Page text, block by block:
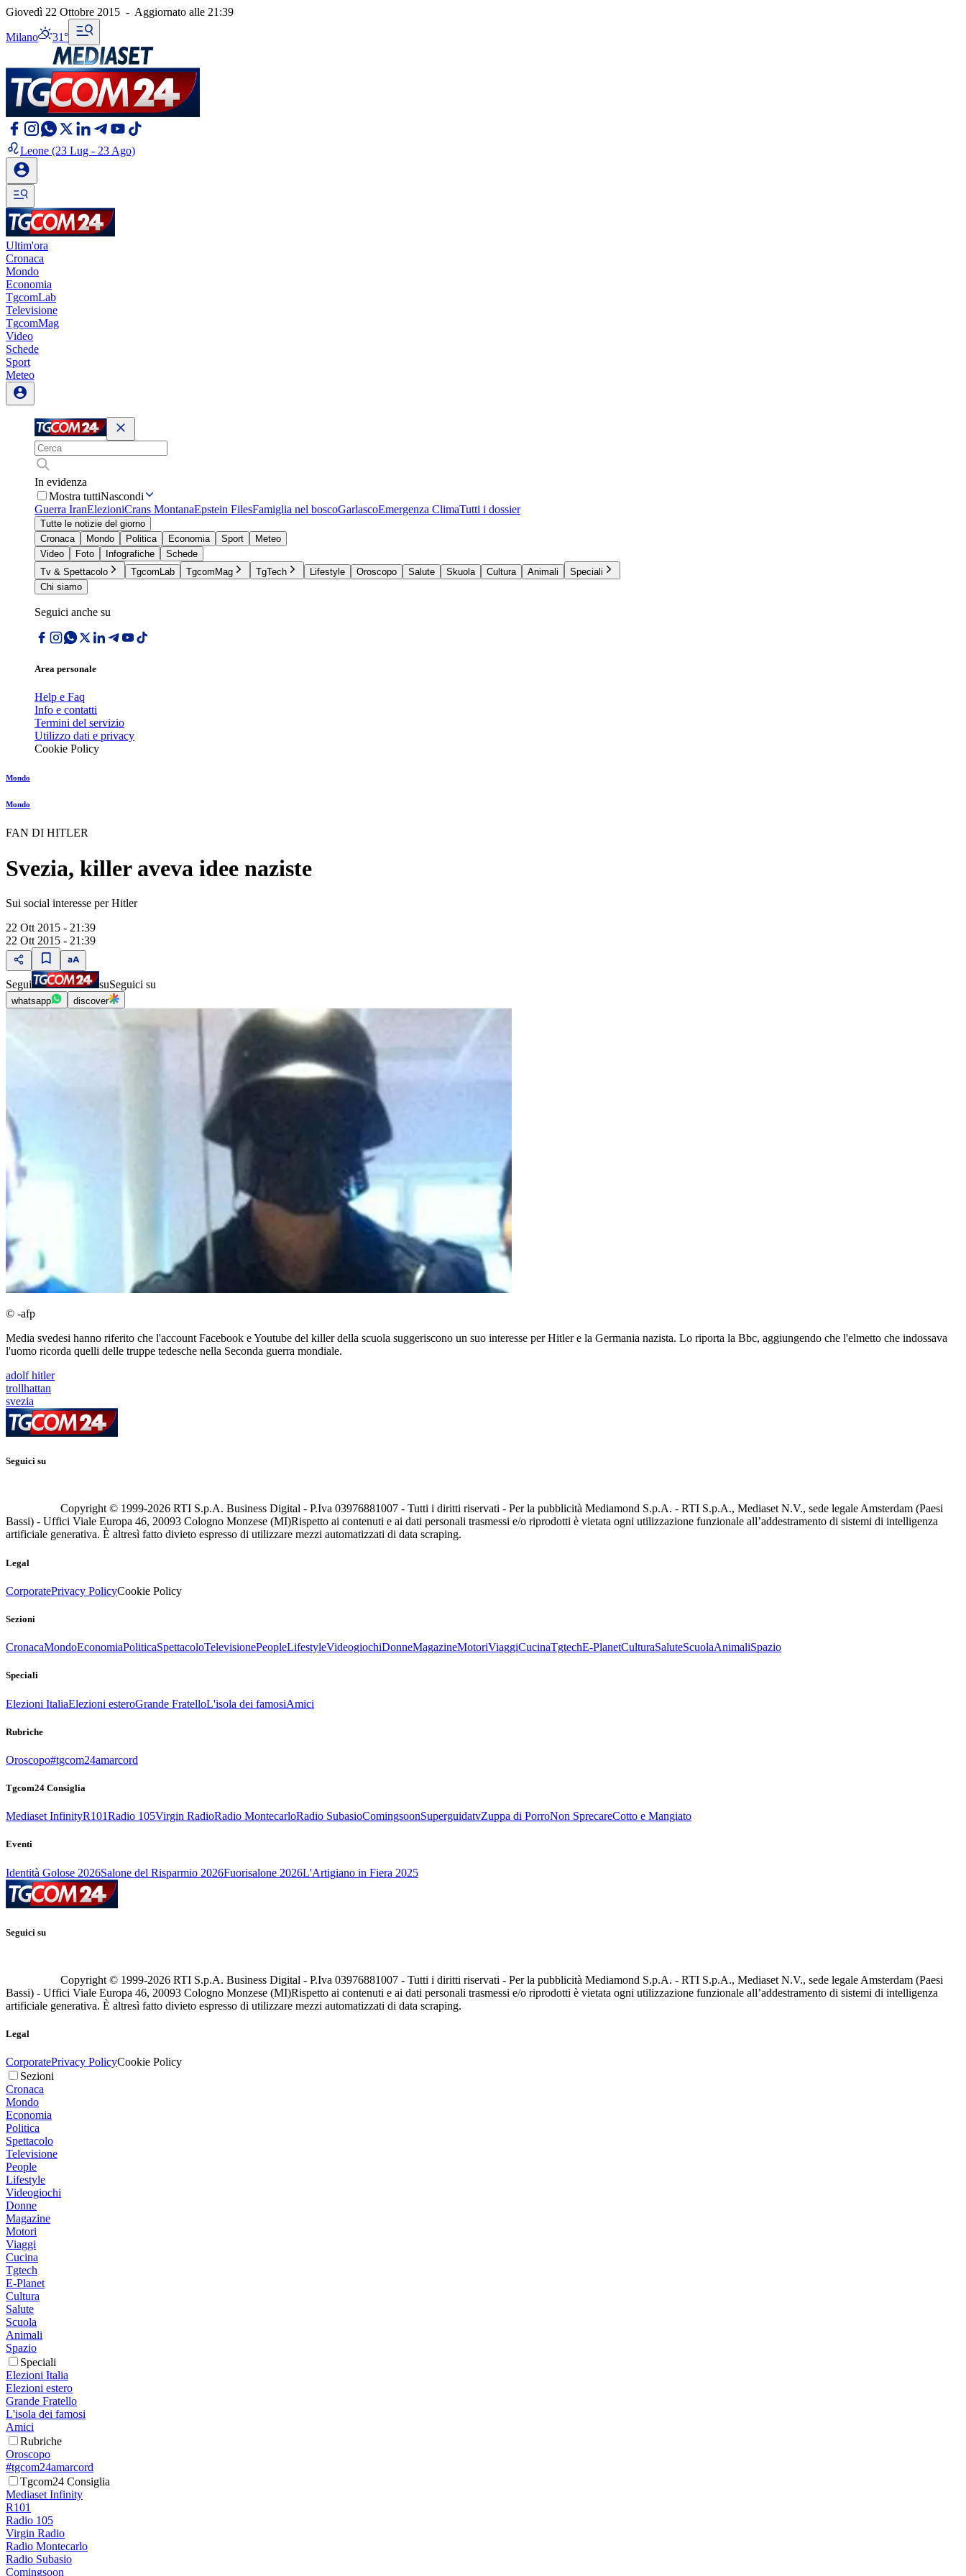
Giovedì 22 Ottobre 2015 - Aggiornato alle 21:39
Milano 31°
Leone (23 Lug - 23 Ago)
Ultim'ora
Cronaca
Mondo
Economia
TgcomLab
Televisione
TgcomMag
Video
Schede
Sport
Meteo
In evidenza
Mostra tuttiNascondi
Guerra IranElezioniCrans MontanaEpstein FilesFamiglia nel boscoGarlascoEmergenza ClimaTutti i dossier
Tutte le notizie del giorno
Cronaca
Mondo Politica Economia Sport
Meteo
Video
Foto Infografiche
Schede
Tv & Spettacolo
TgcomLab TgcomMag TgTech Lifestyle Oroscopo Salute Skuola Cultura Animali
Speciali
Chi siamo
Seguici anche su
Area personale
Help e Faq
Info e contatti
Termini del servizio
Utilizzo dati e privacy
Cookie Policy
Mondo
Mondo
FAN DI HITLER
Svezia, killer aveva idee naziste
Sui social interesse per Hitler
22 Ott 2015 - 21:39
22 Ott 2015 - 21:39
Segui suSeguici su
whatsapp discover
© -afp
Media svedesi hanno riferito che l'account Facebook e Youtube del killer della scuola suggeriscono un suo interesse per Hitler e la Germania nazista. Lo riporta la Bbc, aggiungendo che l'elmetto che indossava
l'uomo ricorda quelli delle truppe tedesche nella Seconda guerra mondiale.
adolf hitler
trollhattan
svezia
Seguici su
Copyright © 1999-2026 RTI S.p.A. Business Digital - P.Iva 03976881007 - Tutti i diritti riservati - Per la pubblicità Mediamond S.p.A. - RTI S.p.A., Mediaset N.V., sede legale Amsterdam (Paesi
Bassi) - Uffici Viale Europa 46, 20093 Cologno Monzese (MI)Rispetto ai contenuti e ai dati personali trasmessi e/o riprodotti è vietata ogni utilizzazione funzionale all’addestramento di sistemi di intelligenza
artificiale generativa. È altresì fatto divieto espresso di utilizzare mezzi automatizzati di data scraping.
Legal
CorporatePrivacy PolicyCookie Policy
Sezioni
CronacaMondoEconomiaPoliticaSpettacoloTelevisionePeopleLifestyleVideogiochiDonneMagazineMotoriViaggiCucinaTgtechE-PlanetCulturaSaluteScuolaAnimaliSpazio
Speciali
Elezioni ItaliaElezioni esteroGrande FratelloL'isola dei famosiAmici
Rubriche
Oroscopo#tgcom24amarcord
Tgcom24 Consiglia
Mediaset InfinityR101Radio 105Virgin RadioRadio MontecarloRadio SubasioComingsoonSuperguidatvZuppa di PorroNon SprecareCotto e Mangiato
Eventi
Identità Golose 2026Salone del Risparmio 2026Fuorisalone 2026L'Artigiano in Fiera 2025
Seguici su
Copyright © 1999-2026 RTI S.p.A. Business Digital - P.Iva 03976881007 - Tutti i diritti riservati - Per la pubblicità Mediamond S.p.A. - RTI S.p.A., Mediaset N.V., sede legale Amsterdam (Paesi
Bassi) - Uffici Viale Europa 46, 20093 Cologno Monzese (MI)Rispetto ai contenuti e ai dati personali trasmessi e/o riprodotti è vietata ogni utilizzazione funzionale all’addestramento di sistemi di intelligenza
artificiale generativa. È altresì fatto divieto espresso di utilizzare mezzi automatizzati di data scraping.
Legal
CorporatePrivacy PolicyCookie Policy
Sezioni
Cronaca
Mondo
Economia
Politica
Spettacolo
Televisione
People
Lifestyle
Videogiochi
Donne
Magazine
Motori
Viaggi
Cucina
Tgtech
E-Planet
Cultura
Salute
Scuola
Animali
Spazio
Speciali
Elezioni Italia
Elezioni estero
Grande Fratello
L'isola dei famosi
Amici
Rubriche
Oroscopo
#tgcom24amarcord
Tgcom24 Consiglia
Mediaset Infinity
R101
Radio 105
Virgin Radio
Radio Montecarlo
Radio Subasio
Comingsoon